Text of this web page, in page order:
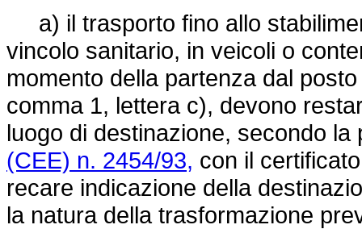
a) il trasporto fino allo
vincolo sanitario, in veicoli o
momento della partenza dal
comma 1, lettera c), devono
luogo di destinazione, secondo
(CEE) n. 2454/93, con il
recare indicazione della
la natura della trasformazione